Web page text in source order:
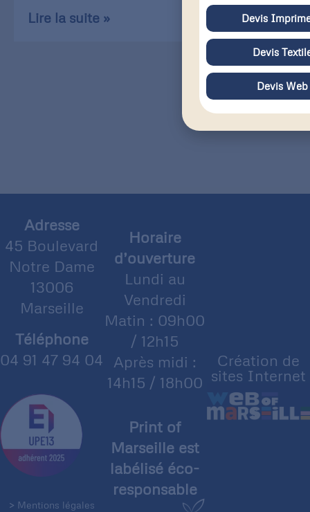
Lire la suite »
Adresse
45 Boulevard
Notre Dame
13006
Marseille
Téléphone
04 91 47 94 04
> Mentions légales
Horaire
d’ouverture
Lundi au
Vendredi
Matin : 09h00
/ 12h15
Après midi :
14h15 / 18h00
Print of
Marseille est
labélisé éco-
responsable
Création de
sites Internet
Devis
Devis
Devis Web